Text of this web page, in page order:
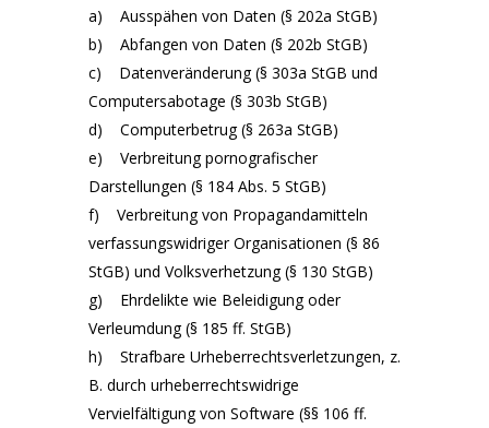
a) Ausspähen von Daten (§ 202a StGB)
b) Abfangen von Daten (§ 202b StGB)
c) Datenveränderung (§ 303a StGB und
Computersabotage (§ 303b StGB)
d) Computerbetrug (§ 263a StGB)
e) Verbreitung pornografischer
Darstellungen (§ 184 Abs. 5 StGB)
f) Verbreitung von Propagandamitteln
verfassungswidriger Organisationen (§ 86
StGB) und Volksverhetzung (§ 130 StGB)
g) Ehrdelikte wie Beleidigung oder
Verleumdung (§ 185 ff. StGB)
h) Strafbare Urheberrechtsverletzungen, z.
B. durch urheberrechtswidrige
Vervielfältigung von Software (§§ 106 ff.